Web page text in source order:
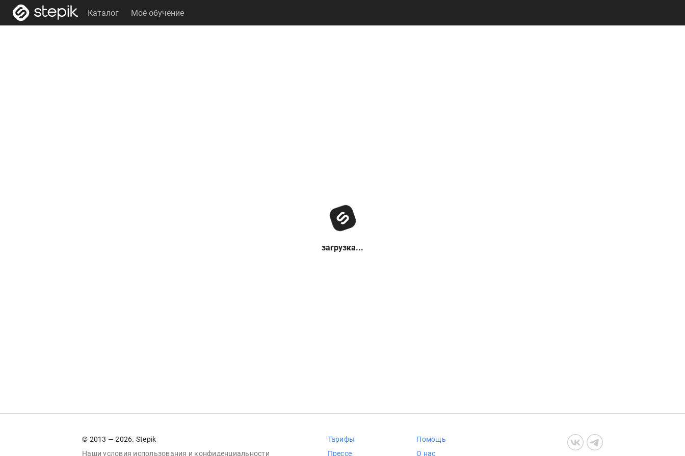
Каталог Моё обучение
загрузка...
© 2013 — 2026. Stepik
Наши условия использования и конфиденциальности
Тарифы
Прессе
Помощь
О нас